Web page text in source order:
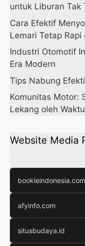
untuk Liburan Tak
Cara Efektif
Lemari Tetap Rapi
Industri Otomotif
Era Modern
Tips Nabung
Komunitas Motor:
Lekang oleh Waktu
Website Media
bookieindonesia.com
afyinfo.com
situsbudaya.id